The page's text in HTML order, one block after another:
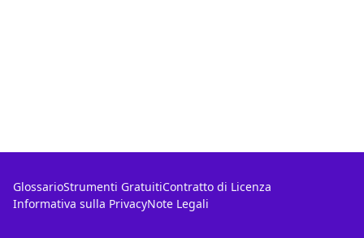
GlossarioStrumenti GratuitiContratto di Licenza
Informativa sulla PrivacyNote Legali